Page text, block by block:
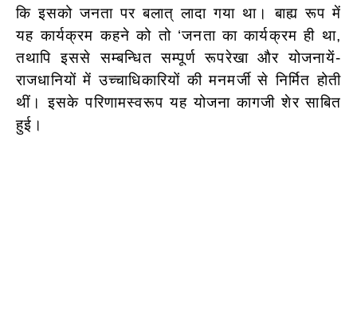
कि इसको जनता पर बलात् लादा गया था। बाह्य रूप में
यह कार्यक्रम कहने को तो ‘जनता का कार्यक्रम ही था,
तथापि इससे सम्बन्धित सम्पूर्ण रूपरेखा और योजनायें-
राजधानियों में उच्चाधिकारियों की मनमर्जी से निर्मित होती
थीं। इसके परिणामस्वरूप यह योजना कागजी शेर साबित
हुई।